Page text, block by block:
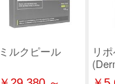
ミルクピール
リ